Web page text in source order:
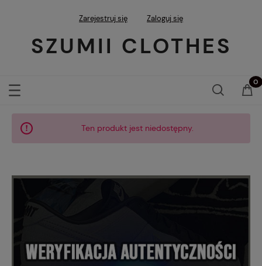
Zarejestruj się Zaloguj się
SZUMII CLOTHES
Ten produkt jest niedostępny.